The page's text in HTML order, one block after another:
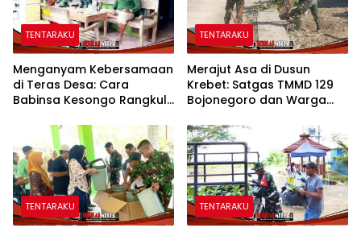
TENTARAKU
Menganyam Kebersamaan
di Teras Desa: Cara
Babinsa Kesongo Rangkul
129 Bojonegoro
TENTARAKU
Merajut Asa di Dusun
Krebet: Satgas TMMD 129
Bojonegoro dan Warga
TENTARAKU TENTARAKU